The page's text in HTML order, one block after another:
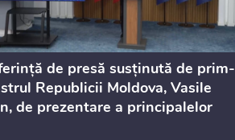
de presă susținută de prim-
Republicii Moldova, Vasile
de prezentare a principalelor